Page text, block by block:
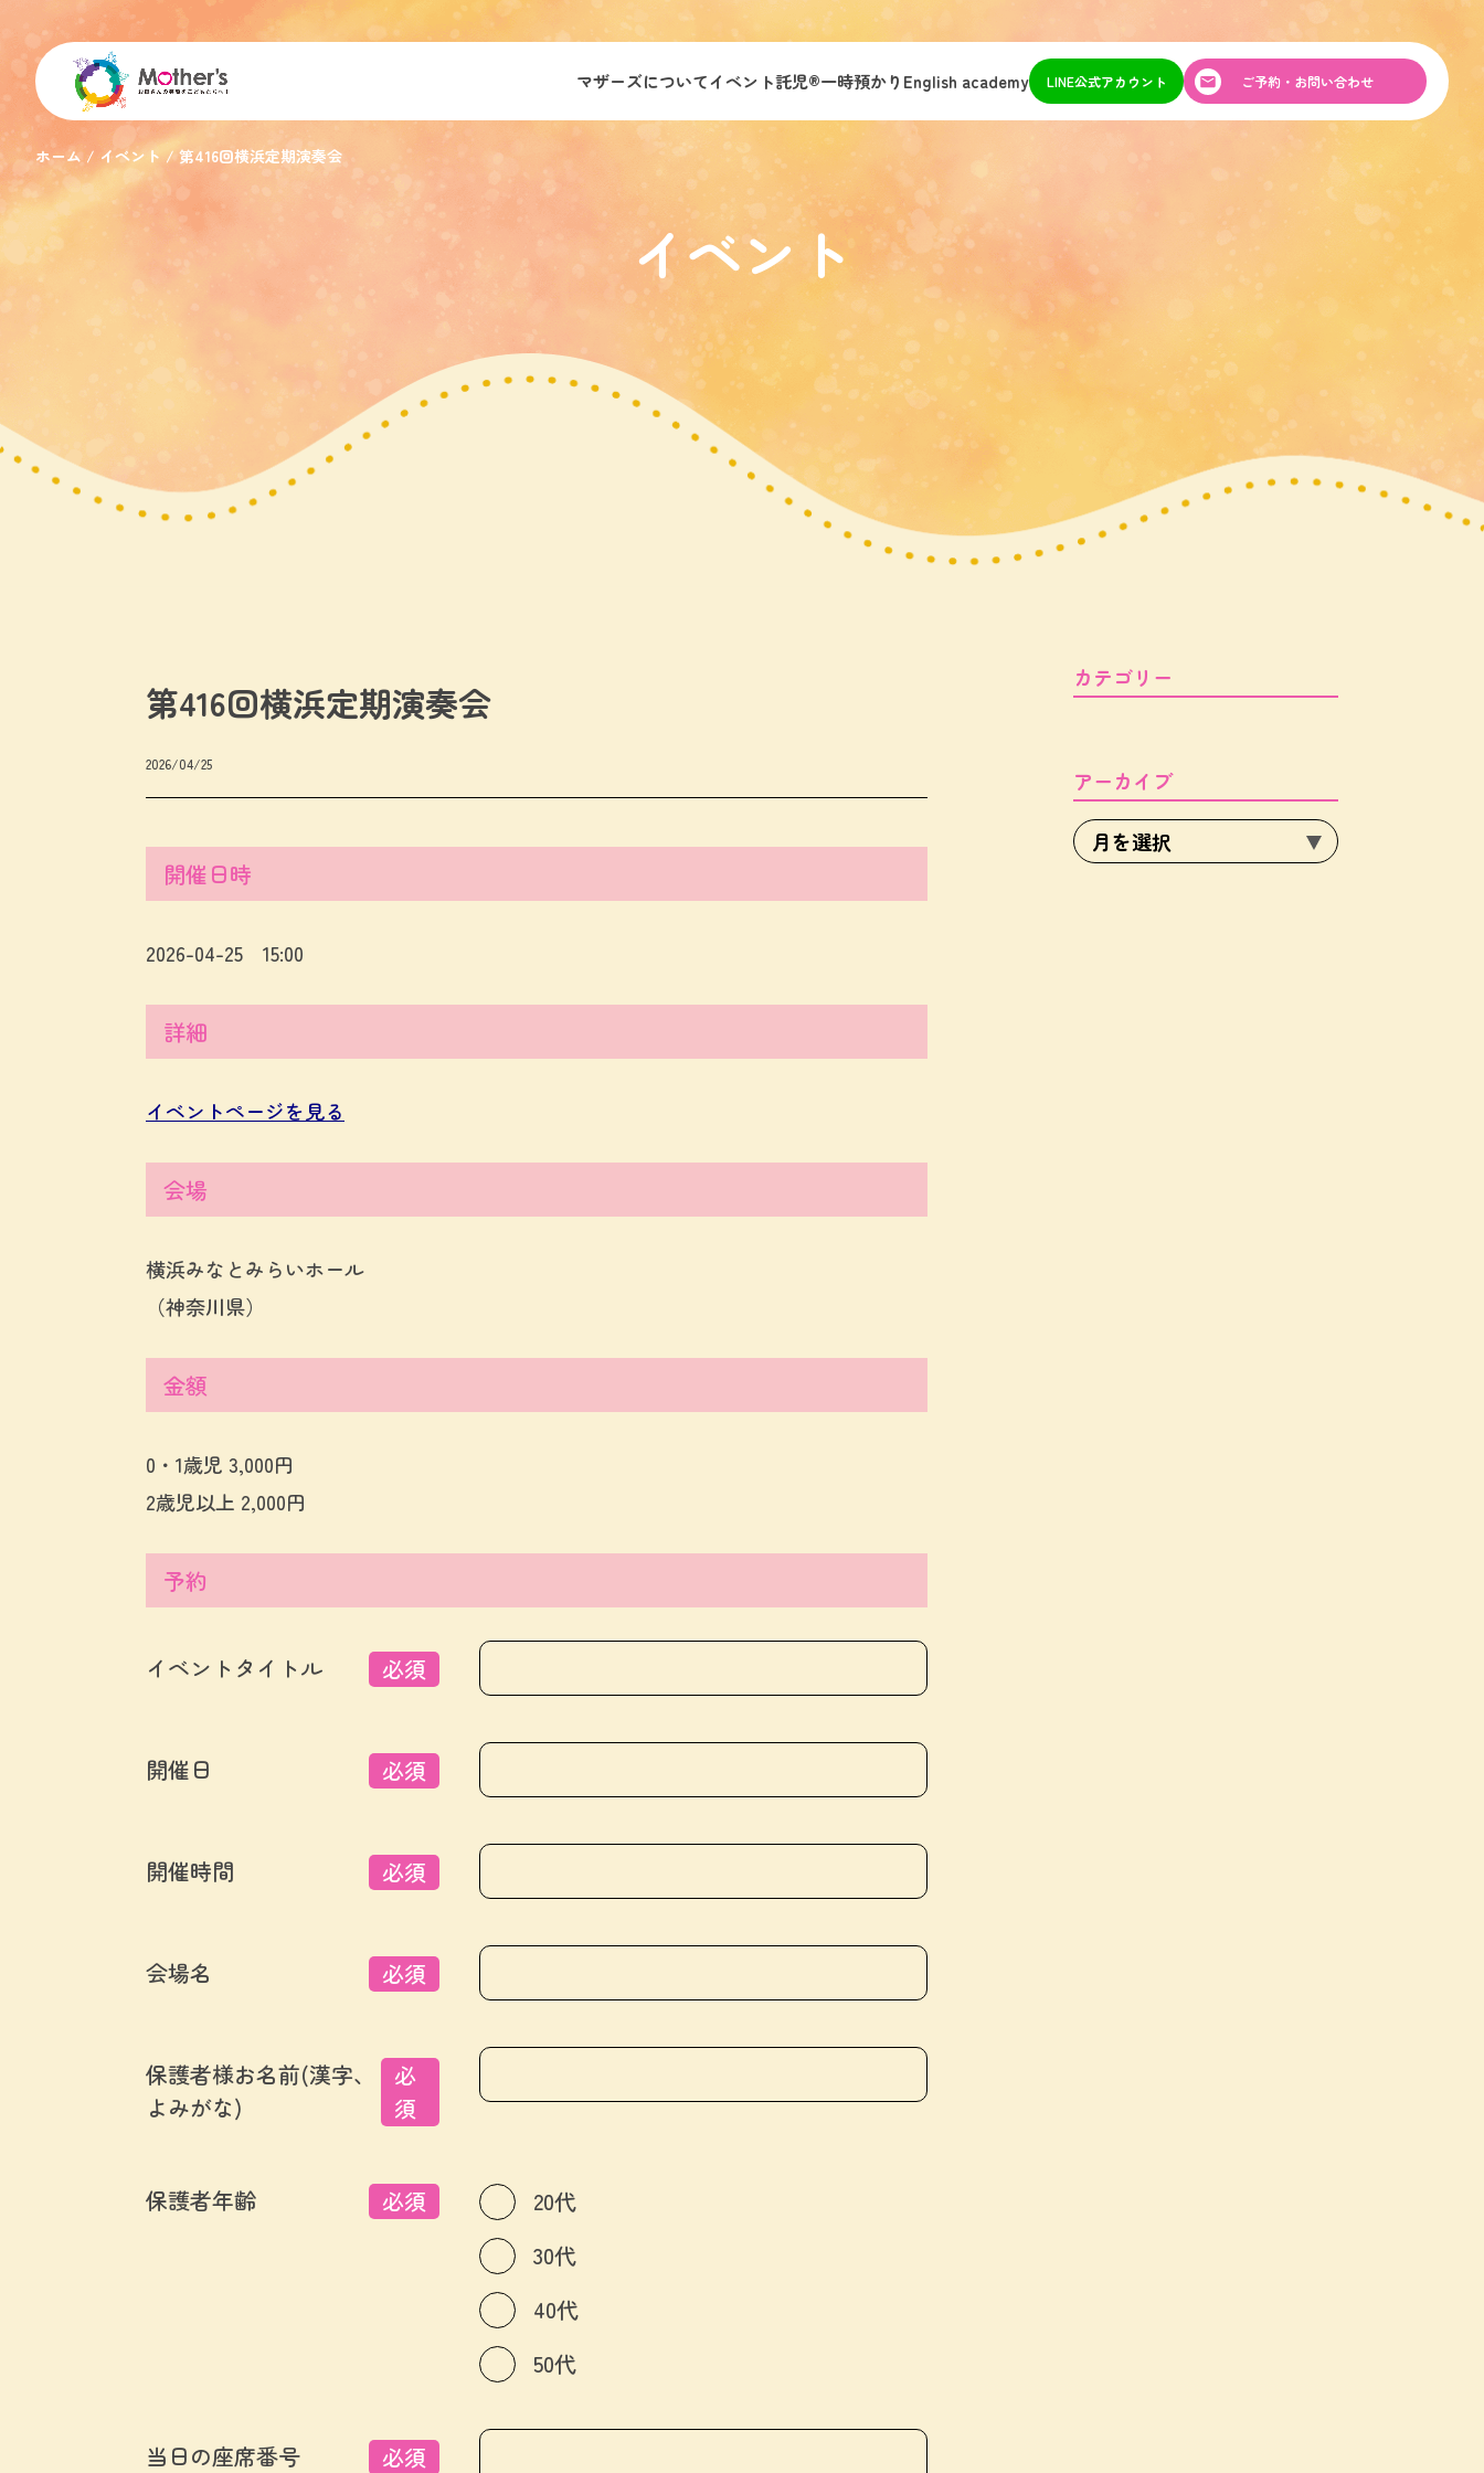
マザーズについてイベント託児®︎一時預かり English academy LINE公式アカウント ご予約・お問い合わせ
ホーム イベント 第416回横浜定期演奏会
イベント
第416回横浜定期演奏会
2026/04/25
開催日時
2026-04-25 15:00
詳細
イベントページを見る
会場
横浜みなとみらいホール
（神奈川県）
金額
0・1歳児 3,000円
2歳児以上 2,000円
予約
イベントタイトル 必須
開催日 必須
開催時間 必須
会場名 必須
保護者様お名前(漢字、
よみがな)
必
須
保護者年齢 必須
20代
30代
40代
50代
当日の座席番号 必須
カテゴリー
アーカイブ